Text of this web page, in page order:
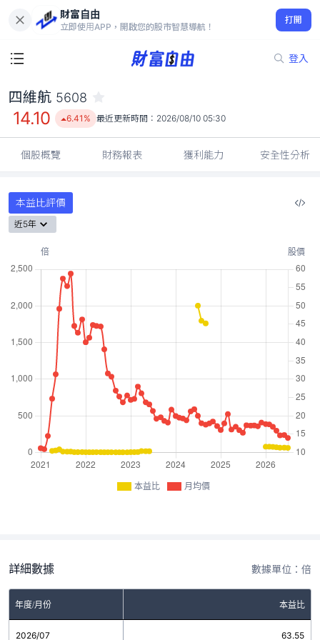
財富自由
立即使用APP，開啟您的股市智慧導航！
打開
登入
14.10
6.41%
四維航 5608
14.10 6.41% 最近更新時間： 2026/08/10 05:30
個股概覽 財務報表 獲利能力 安全性分析
本益比評價
近5年
本益比 月均價
詳細數據 數據單位：倍
年度/月份 本益比
2026/07 63.55